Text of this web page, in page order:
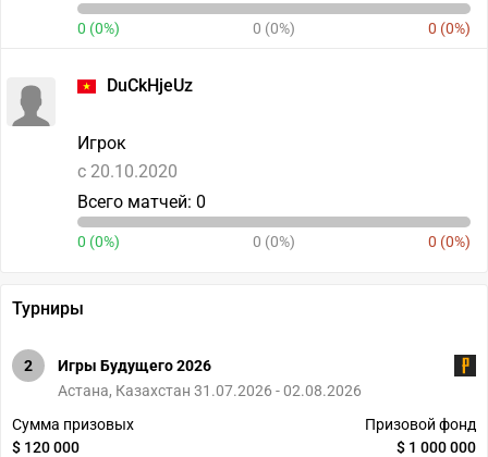
0 (0%) 0 (0%) 0 (0%)
DuCkHjeUz
Игрок
c 20.10.2020
Всего матчей: 0
0 (0%) 0 (0%) 0 (0%)
Турниры
2
Игры Будущего 2026
Астана, Казахстан 31.07.2026 - 02.08.2026
Сумма призовых
$ 120 000
Призовой фонд
$ 1 000 000